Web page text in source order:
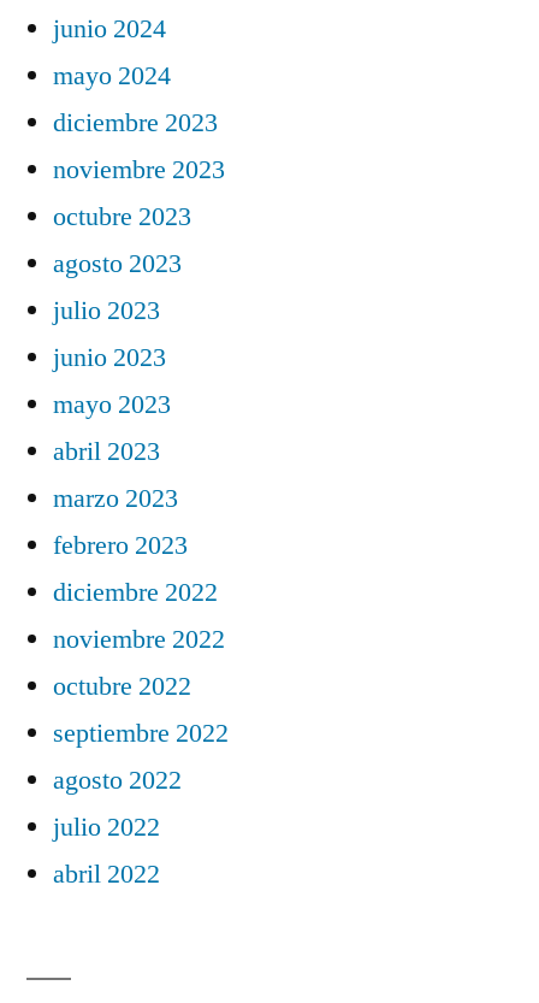
junio 2024
mayo 2024
diciembre 2023
noviembre 2023
octubre 2023
agosto 2023
julio 2023
junio 2023
mayo 2023
abril 2023
marzo 2023
febrero 2023
diciembre 2022
noviembre 2022
octubre 2022
septiembre 2022
agosto 2022
julio 2022
abril 2022